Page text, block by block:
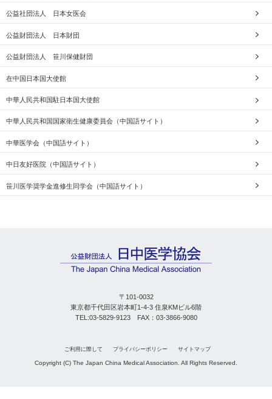
公益社団法人 日本女医会
公益財団法人 日本財団
公益財団法人 笹川保健財団
在中国日本国大使館
中華人民共和国駐日本国大使館
中華人民共和国国家衛生健康委員会（中国語サイト）
中華医学会（中国語サイト）
中日友好医院（中国語サイト）
笹川医学奨学金進修生同学会（中国語サイト）
〒101-0032
東京都千代田区岩本町1-4-3 住泉KMビル6階
TEL:03-5829-9123 FAX：03-3866-9080
ご利用に際して プライバシーポリシー サイトマップ
Copyright (C) The Japan China Medical Association. All Rights Reserved.